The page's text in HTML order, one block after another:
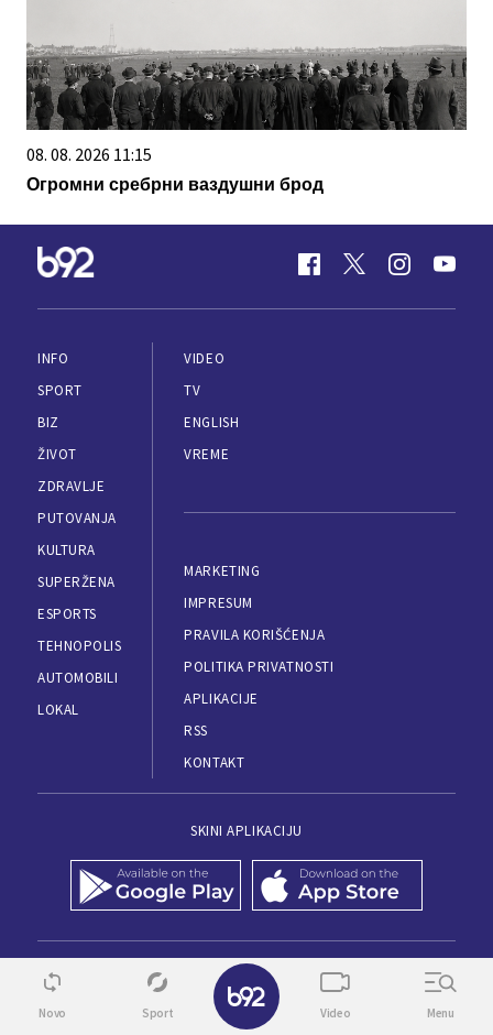
08. 08. 2026 11:15
Огромни сребрни ваздушни брод
INFO
SPORT
BIZ
ŽIVOT
ZDRAVLJE
PUTOVANJA
KULTURA
SUPERŽENA
ESPORTS
TEHNOPOLIS
AUTOMOBILI
LOKAL
VIDEO
TV
ENGLISH
VREME
MARKETING
IMPRESUM
PRAVILA KORIŠĆENJA
POLITIKA PRIVATNOSTI
APLIKACIJE
RSS
KONTAKT
SKINI APLIKACIJU
© 1995 - 2026, B92
Novo Sport Video Menu
✕